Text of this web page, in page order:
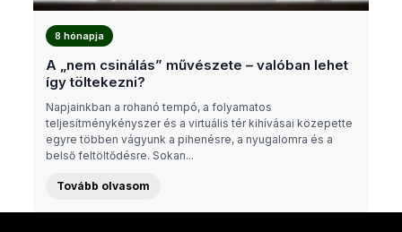
8 hónapja
A „nem csinálás” művészete – valóban lehet
így töltekezni?
Napjainkban a rohanó tempó, a folyamatos
teljesítménykényszer és a virtuális tér kihívásai közepette
egyre többen vágyunk a pihenésre, a nyugalomra és a
belső feltöltődésre. Sokan...
Tovább olvasom